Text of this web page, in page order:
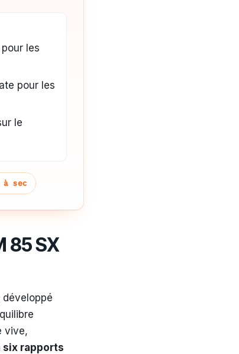
les
pour les
le
à sec
85 SX
développé
vive,
six rapports